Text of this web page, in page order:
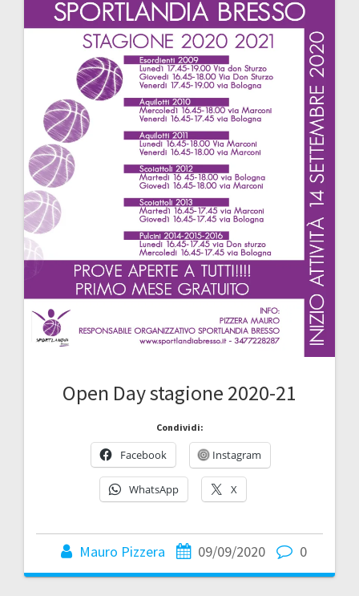
Open Day stagione 2020-21
Condividi:
Facebook Instagram
WhatsApp X
Mauro Pizzera 09/09/2020 0